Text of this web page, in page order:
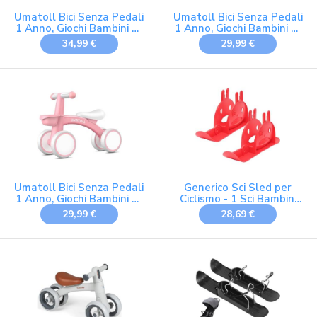
Umatoll Bici Senza Pedali
1 Anno, Giochi Bambini 1-
2 Anni, Regalo Bimbi
34,99 €
Umatoll Bici Senza Pedali
1 Anno, Giochi Bambini 1-
2 Anni, Regalo Bimbi
29,99 €
Umatoll Bici Senza Pedali
1 Anno, Giochi Bambini 1-
2 Anni, Regalo Bimbi
29,99 €
Generico Sci Sled per
Ciclismo - 1 Sci Bambini
Bici Senza Pedali
Addestramento Slittino -
Strada Montagna |
Percorsi Ragazze Ragazzi
Bambini
28,69 €